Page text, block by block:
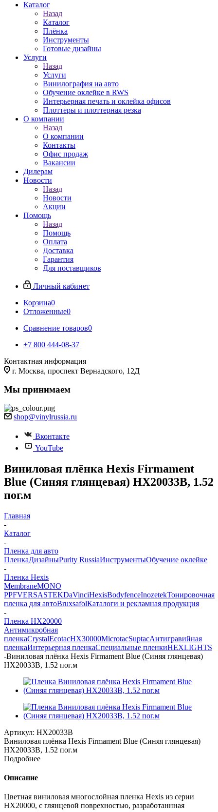
Каталог
Назад
Каталог
Плёнка
Инструменты
Готовые дизайны
Услуги
Назад
Услуги
Винилография на авто
Обучение оклейке в RWS
Интерьерная печать и оклейка офисов
Плоттеры и плоттерная резка
О компании
Назад
О компании
Контакты
Офис продаж
Вакансии
Дилерам
Новости
Назад
Новости
Акции
Помощь
Назад
Помощь
Оплата
Доставка
Гарантия
Для поставщиков
Личный кабинет
Корзина0
Отложенные0
Сравнение товаров0
+7 800 444-08-37
Контактная информация
г. Москва, проспект Вернадского, 12Д
Мы принимаем
shop@vinylrussia.ru
Вконтакте
YouTube
Виниловая плёнка Hexis Firmament
Blue (Синяя глянцевая) HX20033B, 1.52
пог.м
Главная
-
Каталог
-
Пленка для авто
ПленкаДизайныPurity RussiaИнструментыОбучение оклейке
-
Пленка Hexis
MembraneMONO
PPFVERSASTEKDaVinciHexisBodyfenceInozetekТонировочная
пленка для автоBruxsafolКаталоги и рекламная продукция
-
Пленка HX20000
Антимикробная
пленкаCrystalEcotacHX30000MicrotacSuptacАнтигравийная
пленкаИнтерьерная пленкаСпециальные пленкиHEXLIGHTS
-Виниловая плёнка Hexis Firmament Blue (Синяя глянцевая)
HX20033B, 1.52 пог.м
Артикул: HX20033B
Виниловая плёнка Hexis Firmament Blue (Синяя глянцевая)
HX20033B, 1.52 пог.м
Подробнее
Описание
Цветная виниловая многослойная пленка Hexis из серии
НХ20000, с глянцевой поврехностью, разработаннная